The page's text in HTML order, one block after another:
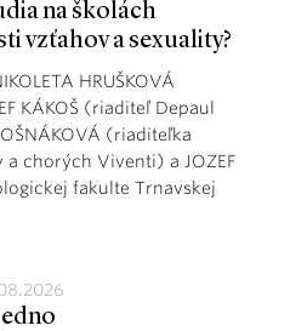
na školách
vzťahov a sexuality?
HRUŠKOVÁ
KÁKOŠ (riaditeľ Depaul
(riaditeľka
chorých Viventi) a JOZEF
fakulte Trnavskej